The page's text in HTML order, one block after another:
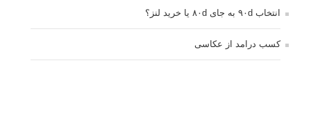
انتخاب ۹۰d به جای ۸۰d یا خرید لنز؟
کسب درامد از عکاسی